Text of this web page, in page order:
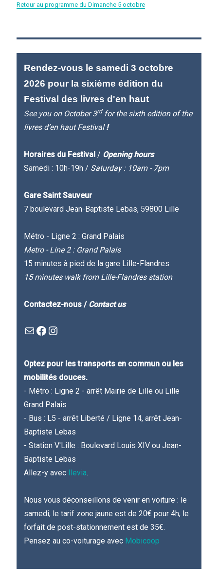
Retour au programme du Dimanche 5 octobre
Rendez-vous le samedi 3 octobre
2026 pour la sixième édition du
Festival des livres d'en haut
See you on October 3rdfor the sixth edition of the
livres d’en haut Festival!
Horaires du Festival / Opening hours
Samedi : 10h-19h / Saturday : 10am - 7pm
Gare Saint Sauveur
7 boulevard Jean-Baptiste Lebas, 59800 Lille
Métro - Ligne 2 : Grand Palais
Metro - Line 2 : Grand Palais
15 minutes à pied de la gare Lille-Flandres
15 minutes walk from Lille-Flandres station
Contactez-nous / Contact us
Mail
Facebook : Festivla des livres d'en hautInstagram
Optez pour les transports en commun ou les
mobilités douces.
- Métro : Ligne 2 - arrêt Mairie de Lille ou Lille
Grand Palais
- Bus : L5 - arrêt Liberté / Ligne 14, arrêt Jean-
Baptiste Lebas
- Station V'Lille : Boulevard Louis XIV ou Jean-
Baptiste Lebas
Allez-y avec Ilevia.
Nous vous déconseillons de venir en voiture : le
samedi, le tarif zone jaune est de 20€ pour 4h, le
forfait de post-stationnement est de 35€.
Pensez au co-voiturage avec Mobicoop